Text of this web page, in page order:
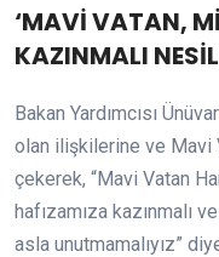
‘MAVİ VATAN,
KAZINMALI
Bakan Yardımcısı
olan ilişkilerine ve Mavi
çekerek, “Mavi Vatan
hafızamıza kazınmalı
asla unutmamalıyız”